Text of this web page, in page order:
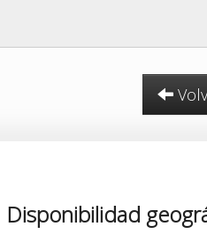
Disponibilidad